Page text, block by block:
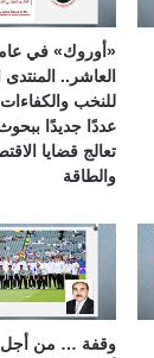
«أوروك» في
العاشر..
للنخب
عددًا جديدًا
تعالج قضايا
والطاقة
وقفة … من